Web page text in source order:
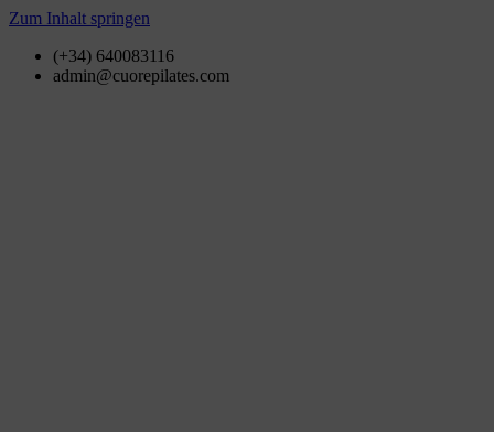
Zum Inhalt springen
(+34) 640083116
admin@cuorepilates.com